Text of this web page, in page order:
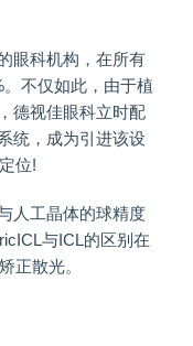
眼科机构，在所有
不仅如此，由于植
德视佳眼科立时配
统，成为引进该设
位!
人工晶体的球精度
与ICL的区别在
正散光。